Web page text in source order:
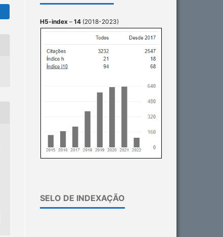
H5-index – 14 (2018-2023)
SELO DE INDEXAÇÃO